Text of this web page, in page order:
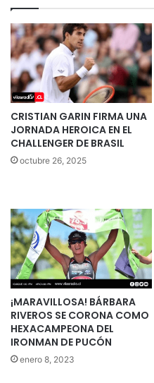
CRISTIAN GARIN FIRMA UNA
JORNADA HEROICA EN EL
CHALLENGER DE BRASIL
octubre 26, 2025
¡MARAVILLOSA! BÁRBARA
RIVEROS SE CORONA COMO
HEXACAMPEONA DEL
IRONMAN DE PUCÓN
enero 8, 2023